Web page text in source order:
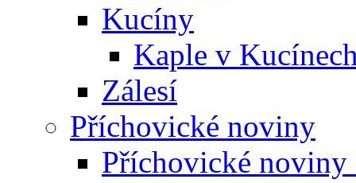
Kucíny
Kaple v
Zálesí
Příchovické noviny
Příchovické noviny